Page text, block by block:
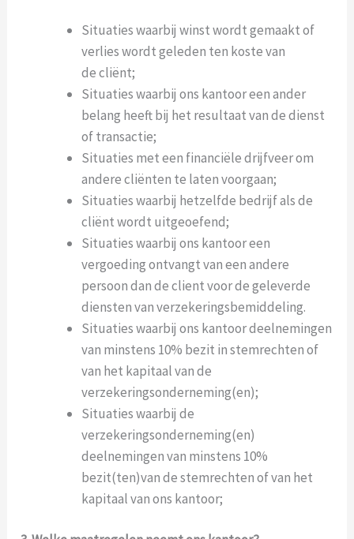
Situaties waarbij winst wordt gemaakt of
verlies wordt geleden ten koste van
de cliënt;
Situaties waarbij ons kantoor een ander
belang heeft bij het resultaat van de dienst
of transactie;
Situaties met een financiële drijfveer om
andere cliënten te laten voorgaan;
Situaties waarbij hetzelfde bedrijf als de
cliënt wordt uitgeoefend;
Situaties waarbij ons kantoor een
vergoeding ontvangt van een andere
persoon dan de client voor de geleverde
diensten van verzekeringsbemiddeling.
Situaties waarbij ons kantoor deelnemingen
van minstens 10% bezit in stemrechten of
van het kapitaal van de
verzekeringsonderneming(en);
Situaties waarbij de
verzekeringsonderneming(en)
deelnemingen van minstens 10%
bezit(ten)van de stemrechten of van het
kapitaal van ons kantoor;